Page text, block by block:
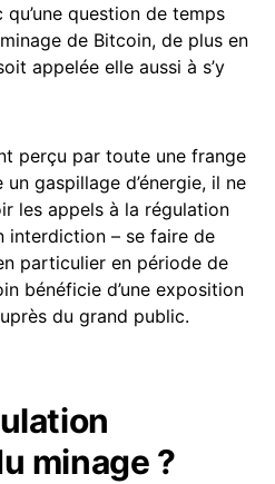
qu’une question de temps
de Bitcoin, de plus en
appelée elle aussi à s’y
perçu par toute une frange
gaspillage d’énergie, il ne
les appels à la régulation
interdiction – se faire de
particulier en période de
bénéficie d’une exposition
du grand public.
minage ?